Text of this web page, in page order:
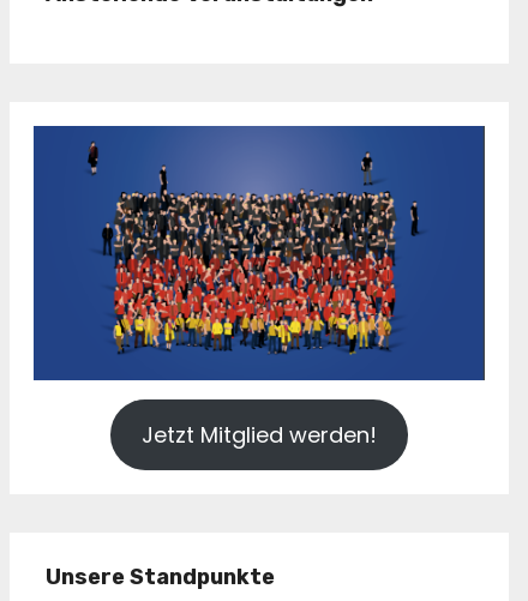
Jetzt Mitglied werden!
Unsere Standpunkte